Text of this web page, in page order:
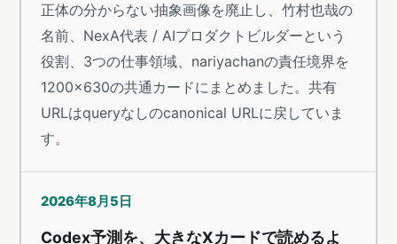
正体の分からない抽象画像を廃止し、竹村也哉の
名前、NexA代表 / AIプロダクトビルダーという
役割、3つの仕事領域、nariyachanの責任境界を
1200×630の共通カードにまとめました。共有
URLはqueryなしのcanonical URLに戻していま
す。
2026年8月5日
Codex予測を、大きなXカードで読めるよ